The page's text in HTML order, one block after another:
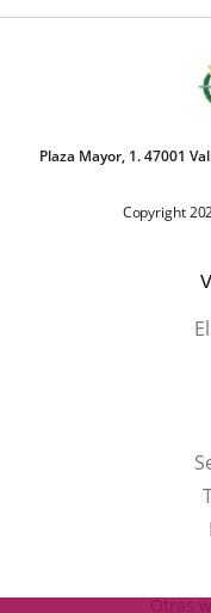
Plaza Mayor, 1. 47001
Copyright
Otras